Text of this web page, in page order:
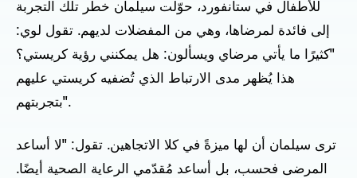
للأطفال في ستانفورد، حوّلت سيلمان خطر تلك التجربة
إلى فائدة لمرضاها، وهي من المفضلات لديهم. تقول لوي:
"كثيرًا ما يأتي مرضاي ويسألون: هل يمكنني رؤية كريستي؟
هذا يُظهر مدى الارتباط الذي تُضفيه كريستي عليهم
بتجربتهم".
ترى سيلمان أن لها ميزةً في كلا الاتجاهين. تقول: "لا أساعد
المرضى فحسب، بل أساعد مُقدّمي الرعاية الصحية أيضًا.